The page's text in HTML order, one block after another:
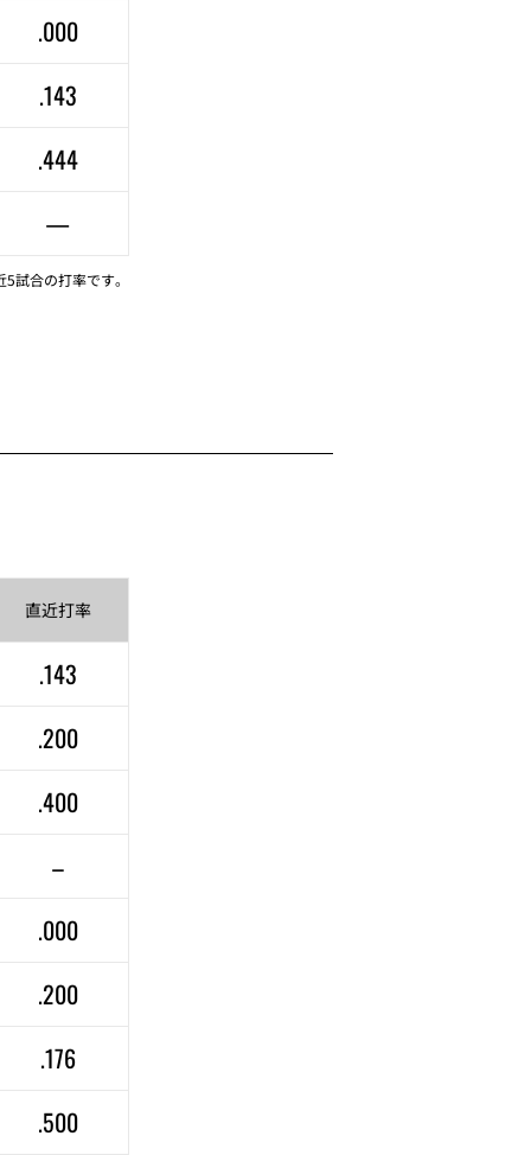
.000
.143
.444
—
試合の打率です。
直近打率
.143
.200
.400
–
.000
.200
.176
.500